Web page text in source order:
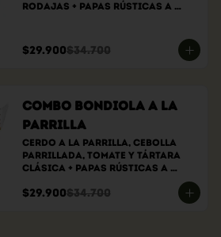
rodajas + papas rústicas a
$29.900$34.700
Combo bondiola a la
parrilla
Cerdo a la parrilla, cebolla
parrillada, tomate y tártara
clásica + papas rústicas a
$29.900$34.700